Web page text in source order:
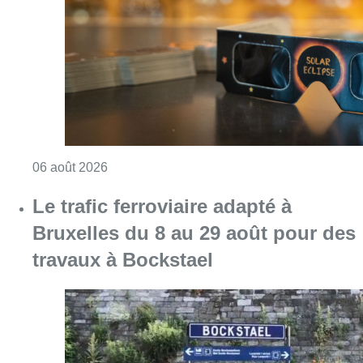
Bruxelles du 8 au 29 août pour des
travaux à Bockstael
Les commerces de détail pourront
ouvrir 7 jours sur 7 à partir du 13